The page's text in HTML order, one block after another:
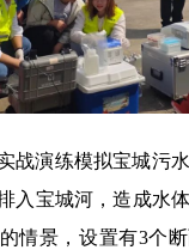
战演练模拟宝城污
入宝城河，造成水
情景，设置有3个